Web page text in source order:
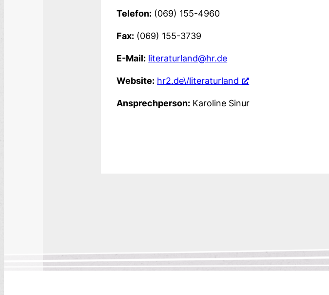
Telefon: (069) 155-4960
Fax: (069) 155-3739
E-Mail: literaturland@hr.de
Website: hr2.de\/literaturland
Ansprechperson: Karoline Sinur